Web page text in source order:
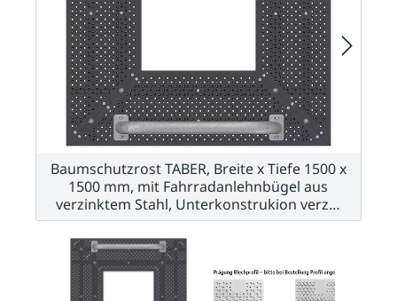
Baumschutzrost TABER, Breite x Tiefe 1500 x
1500 mm, mit Fahrradanlehnbügel aus
verzinktem Stahl, Unterkonstrukion verz…